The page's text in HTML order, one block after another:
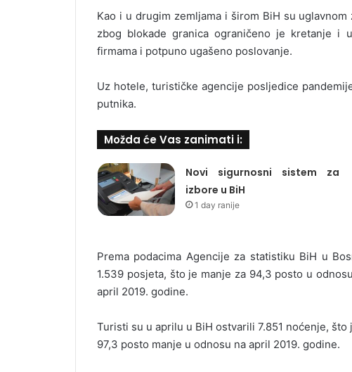
Kao i u drugim zemljama i širom BiH su
zbog blokade granica ograničeno je kretanje i
firmama i potpuno ugašeno poslovanje.
Uz hotele, turističke agencije posljedice
putnika.
Možda će Vas zanimati i:
Novi sigurnosni sistem za
izbore u BiH
1 day ranije
Prema podacima Agencije za statistiku BiH u
1.539 posjeta, što je manje za 94,3 posto u
april 2019. godine.
Turisti su u aprilu u BiH ostvarili 7.851 noćenje,
97,3 posto manje u odnosu na april 2019. godine.